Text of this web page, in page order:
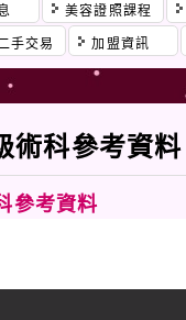
美容證照課程
手交易 加盟資訊
術科參考資料
參考資料